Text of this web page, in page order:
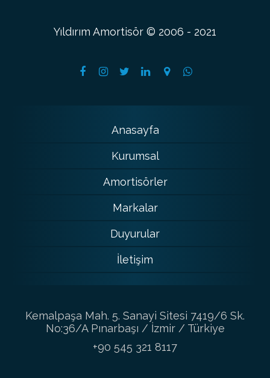
Yıldırım Amortisör © 2006 - 2021
Anasayfa
Kurumsal
Amortisörler
Markalar
Duyurular
İletişim
Kemalpaşa Mah. 5. Sanayi Sitesi 7419/6 Sk.
No:36/A Pınarbaşı / İzmir / Türkiye
+90 545 321 8117